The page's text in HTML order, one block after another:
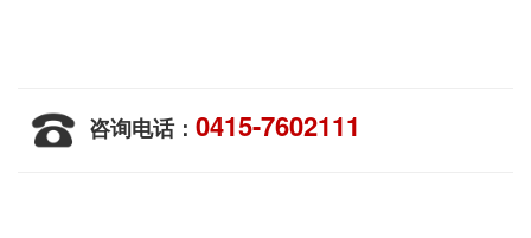
咨询电话： 0415-7602111